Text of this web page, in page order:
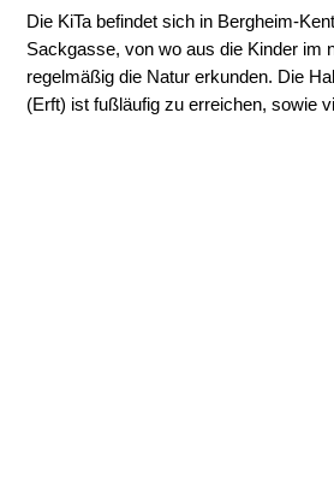
Die KiTa befindet sich in Bergheim-
Sackgasse, von wo aus die Kinder im
regelmäßig die Natur erkunden. Die
(Erft) ist fußläufig zu erreichen, sowie